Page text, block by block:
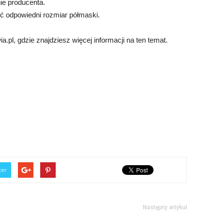
producenta.
odpowiedni rozmiar półmaski.
gdzie znajdziesz więcej informacji na ten temat.
Następny artykuł